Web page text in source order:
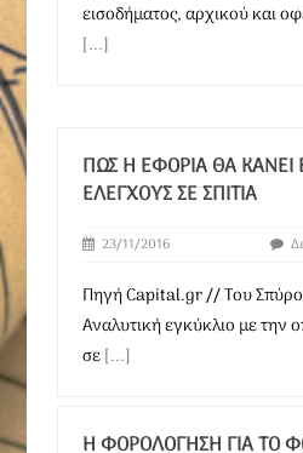
εισοδήματος, αρχικού και
[...]
ΠΏΣ Η ΕΦΟΡΊΑ ΘΑ ΚΆΝΕΙ
ΕΛΈΓΧΟΥΣ ΣΕ ΣΠΊΤΙΑ
23/11/2016
Πηγή Capital.gr // Του
Αναλυτική εγκύκλιο με την
σε[...]
H ΦΟΡΟΛΌΓΗΣΗ ΓΙΑ ΤΟ